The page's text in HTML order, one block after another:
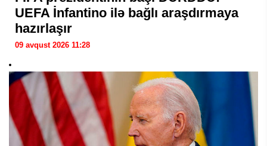
UEFA İnfantino ilə bağlı araşdırmaya
hazırlaşır
09 avqust 2026 11:28